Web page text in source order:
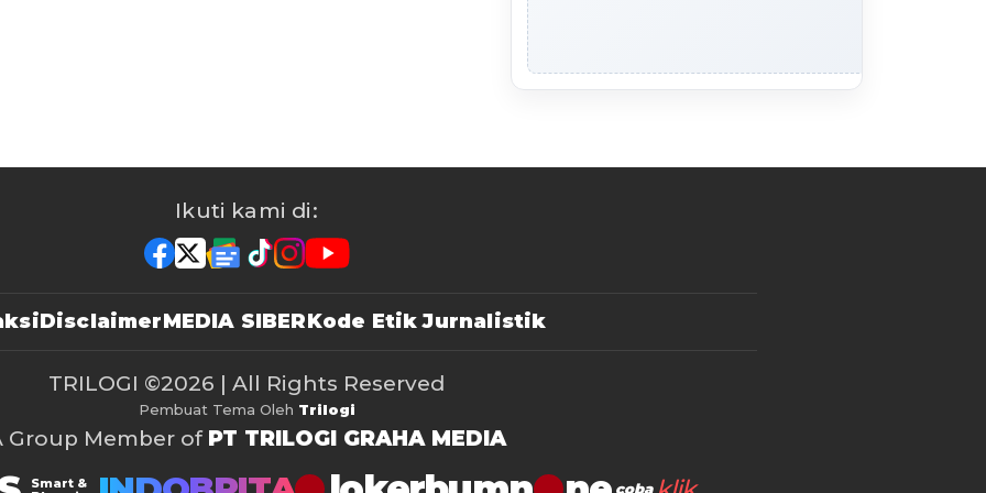
Ikuti kami di:
DisclaimerMEDIA SIBERKode Etik Jurnalistik
TRILOGI ©2026 | All Rights Reserved
Pembuat Tema Oleh Trilogi
Group Member of PT TRILOGI GRAHA MEDIA
Smart &
coba